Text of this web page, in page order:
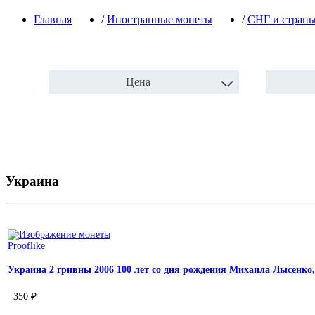
Главная /Иностранные монеты /СНГ и
Цена
Украина
Prooflike
Украина 2 гривны 2006 100 лет со дня рождения Михаила
350 ₽